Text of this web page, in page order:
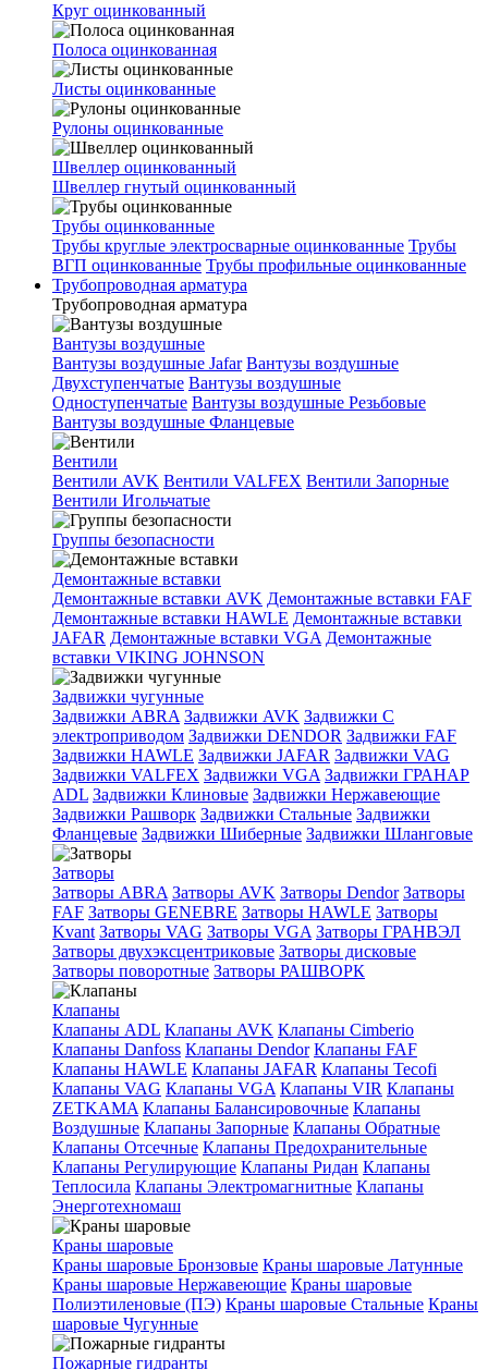
Круг оцинкованный
Полоса оцинкованная
Листы оцинкованные
Рулоны оцинкованные
Швеллер оцинкованный
Швеллер гнутый оцинкованный
Трубы оцинкованные
Трубы круглые электросварные оцинкованные Трубы
ВГП оцинкованные Трубы профильные оцинкованные
Трубопроводная арматура
Трубопроводная арматура
Вантузы воздушные
Вантузы воздушные Jafar Вантузы воздушные
Двухступенчатые Вантузы воздушные
Одноступенчатые Вантузы воздушные Резьбовые
Вантузы воздушные Фланцевые
Вентили
Вентили AVK Вентили VALFEX Вентили Запорные
Вентили Игольчатые
Группы безопасности
Демонтажные вставки
Демонтажные вставки AVK Демонтажные вставки FAF
Демонтажные вставки HAWLE Демонтажные вставки
JAFAR Демонтажные вставки VGA Демонтажные
вставки VIKING JOHNSON
Задвижки чугунные
Задвижки ABRA Задвижки AVK Задвижки C
электроприводом Задвижки DENDOR Задвижки FAF
Задвижки HAWLE Задвижки JAFAR Задвижки VAG
Задвижки VALFEX Задвижки VGA Задвижки ГРАНАР
ADL Задвижки Клиновые Задвижки Нержавеющие
Задвижки Рашворк Задвижки Стальные Задвижки
Фланцевые Задвижки Шиберные Задвижки Шланговые
Затворы
Затворы ABRA Затворы AVK Затворы Dendor Затворы
FAF Затворы GENEBRE Затворы HAWLE Затворы
Kvant Затворы VAG Затворы VGA Затворы ГРАНВЭЛ
Затворы двухэксцентриковые Затворы дисковые
Затворы поворотные Затворы РАШВОРК
Клапаны
Клапаны ADL Клапаны AVK Клапаны Cimberio
Клапаны Danfoss Клапаны Dendor Клапаны FAF
Клапаны HAWLE Клапаны JAFAR Клапаны Tecofi
Клапаны VAG Клапаны VGA Клапаны VIR Клапаны
ZETKAMA Клапаны Балансировочные Клапаны
Воздушные Клапаны Запорные Клапаны Обратные
Клапаны Отсечные Клапаны Предохранительные
Клапаны Регулирующие Клапаны Ридан Клапаны
Теплосила Клапаны Электромагнитные Клапаны
Энерготехномаш
Краны шаровые
Краны шаровые Бронзовые Краны шаровые Латунные
Краны шаровые Нержавеющие Краны шаровые
Полиэтиленовые (ПЭ) Краны шаровые Стальные Краны
шаровые Чугунные
Пожарные гидранты